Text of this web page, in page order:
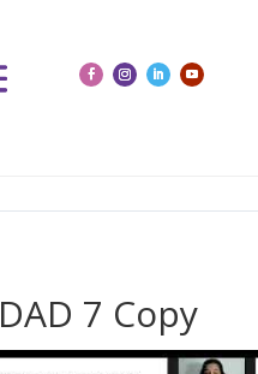
7 Copy